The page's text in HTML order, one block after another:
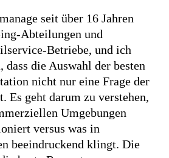
seit über 16 Jahren
Abteilungen und
Betriebe, und ich
dass die Auswahl der besten
nicht nur eine Frage der
Es geht darum zu verstehen,
Umgebungen
versus was in
beeindruckend klingt. Die